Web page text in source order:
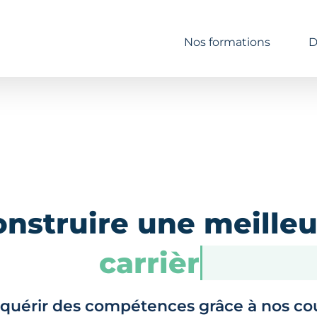
Nos formations
une
carrière
des compétences grâce à nos